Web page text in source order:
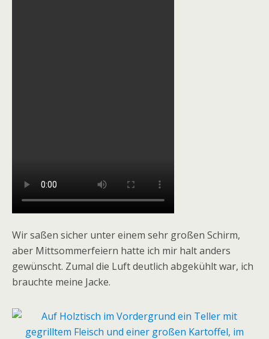
Wir saßen sicher unter einem sehr großen Schirm,
aber Mittsommerfeiern hatte ich mir halt anders
gewünscht. Zumal die Luft deutlich abgekühlt war, ich
brauchte meine Jacke.